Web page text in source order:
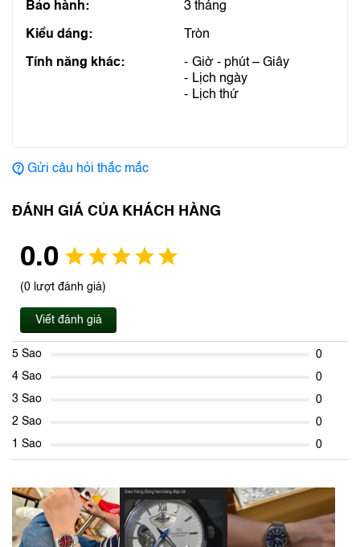
Bảo hành: 3 tháng
Kiểu dáng: Tròn
Tính năng khác:
Giờ - phút – Giây
Lịch ngày
Lịch thứ
Gửi câu hỏi thắc mắc
ĐÁNH GIÁ CỦA KHÁCH HÀNG
0.0
(0 lượt đánh giá)
Viết đánh giá
5 Sao
0
4 Sao
0
3 Sao
0
2 Sao
0
1 Sao
0